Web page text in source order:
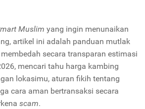
Muslim yang ingin menunaikan
artikel ini adalah panduan mutlak
secara transparan estimasi
mencari tahu harga kambing
lokasimu, aturan fikih tentang
cara aman bertransaksi secara
scam.